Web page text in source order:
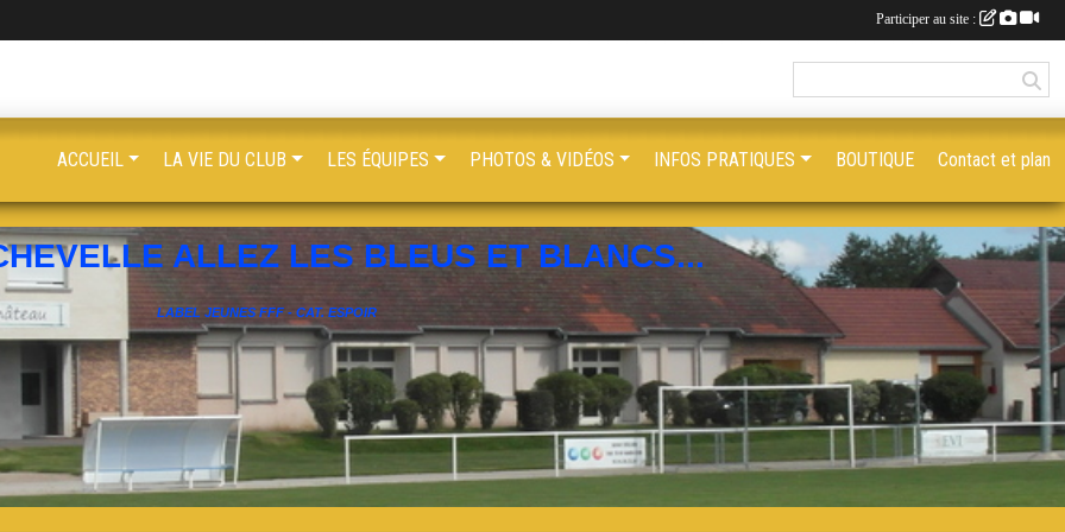
ALLEZ LES BLEUS ET BLANCS...
LABEL JEUNES FFF - CAT. ESPOIR
ACCUEIL LA VIE DU CLUB LES ÉQUIPES PHOTOS & VIDÉOS INFOS PRATIQUES BOUTIQUE Contact et plan
Participer au site :